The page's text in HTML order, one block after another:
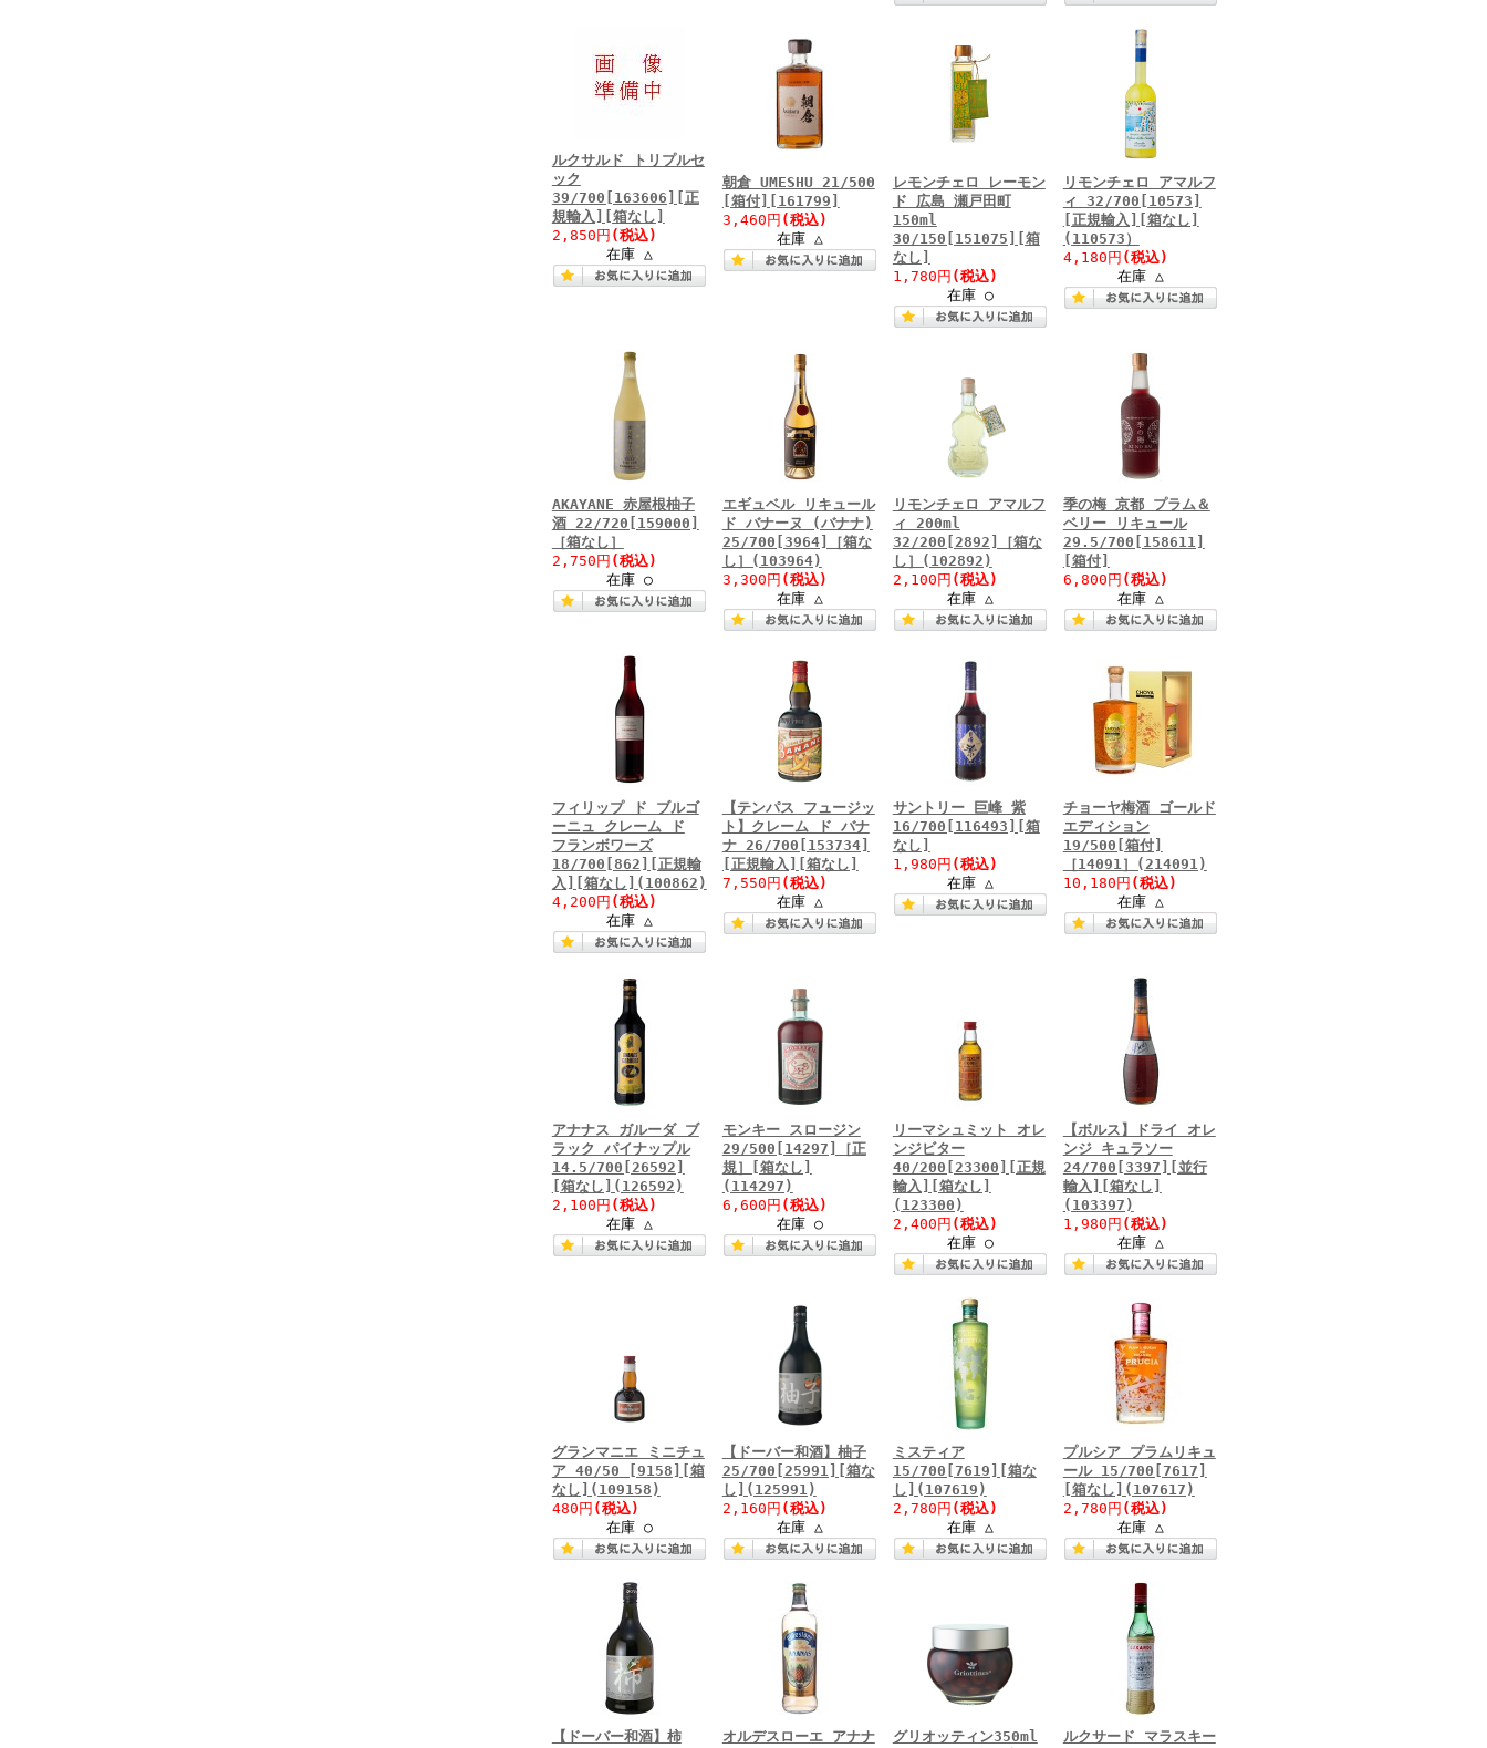
ルクサルド トリプルセ
ック
39/700[163606][正
規輸入][箱なし]
2,850円 (税込)
在庫 △
朝倉 UMESHU 21/500
[箱付][161799]
3,460円 (税込)
在庫 △
レモンチェロ レーモン
ド 広島 瀬戸田町
150ml
30/150[151075][箱
なし]
1,780円 (税込)
在庫 ○
リモンチェロ アマルフ
ィ 32/700[10573]
[正規輸入][箱なし]
(110573）
4,180円 (税込)
在庫 △
AKAYANE 赤屋根柚子
酒 22/720[159000]
［箱なし］
2,750円 (税込)
在庫 ○
エギュベル リキュール
ド バナーヌ (バナナ)
25/700[3964]［箱な
し］(103964)
3,300円 (税込)
在庫 △
リモンチェロ アマルフ
ィ 200ml
32/200[2892]［箱な
し］(102892)
2,100円 (税込)
在庫 △
季の梅 京都 プラム＆
ベリー リキュール
29.5/700[158611]
[箱付]
6,800円 (税込)
在庫 △
フィリップ ド ブルゴ
ーニュ クレーム ド
フランボワーズ
18/700[862][正規輸
入][箱なし](100862)
4,200円 (税込)
在庫 △
【テンパス フュージッ
ト】クレーム ド バナ
ナ 26/700[153734]
[正規輸入][箱なし]
7,550円 (税込)
在庫 △
サントリー 巨峰 紫
16/700[116493][箱
なし]
1,980円 (税込)
在庫 △
チョーヤ梅酒 ゴールド
エディション
19/500[箱付]
［14091］(214091)
10,180円 (税込)
在庫 △
アナナス ガルーダ ブ
ラック パイナップル
14.5/700[26592]
[箱なし](126592)
2,100円 (税込)
在庫 △
モンキー スロージン
29/500[14297]［正
規］[箱なし]
(114297)
6,600円 (税込)
在庫 ○
リーマシュミット オレ
ンジビター
40/200[23300][正規
輸入][箱なし]
(123300)
2,400円 (税込)
在庫 ○
【ボルス】ドライ オレ
ンジ キュラソー
24/700[3397][並行
輸入][箱なし]
(103397)
1,980円 (税込)
在庫 △
グランマニエ ミニチュ
ア 40/50 [9158][箱
なし](109158)
480円 (税込)
在庫 ○
【ドーバー和酒】柚子
25/700[25991][箱な
し](125991)
2,160円 (税込)
在庫 △
ミスティア
15/700[7619][箱な
し](107619)
2,780円 (税込)
在庫 △
プルシア プラムリキュ
ール 15/700[7617]
[箱なし](107617)
2,780円 (税込)
在庫 △
【ドーバー和酒】柿
オルデスローエ アナナ
グリオッティン350ml
ルクサード マラスキー